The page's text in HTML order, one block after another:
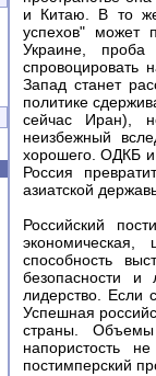
и Китаю. В то же
успехов" может
Украине,
спровоцировать
Запад станет
политике
сейчас Иран),
неизбежный
хорошего. ОДКБ и
Россия
азиатской
Российский
экономическая,
способность
безопасности и
лидерство. Если
Успешная
страны. Объемы
напористость
постимперский